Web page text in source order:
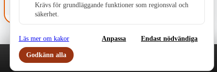
Kakinställningar
Krävs för grundläggande funktioner som regionsval och
säkerhet.
Läs mer om kakor Anpassa Endast nödvändiga
Godkänn alla